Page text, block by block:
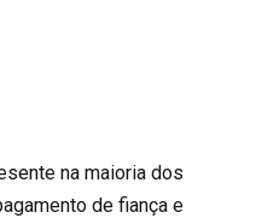
na maioria dos
de fiança e